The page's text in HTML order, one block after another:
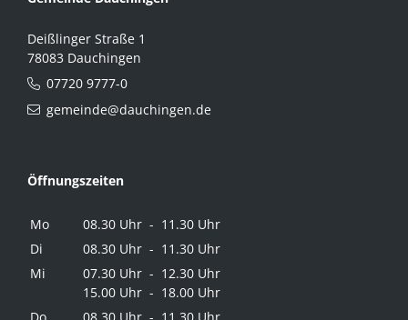
Deißlinger Straße 1
78083 Dauchingen
07720 9777-0
gemeinde@dauchingen.de
Öffnungszeiten
Mo
08.30 Uhr - 11.30 Uhr
Di
08.30 Uhr - 11.30 Uhr
Mi
07.30 Uhr - 12.30 Uhr
15.00 Uhr - 18.00 Uhr